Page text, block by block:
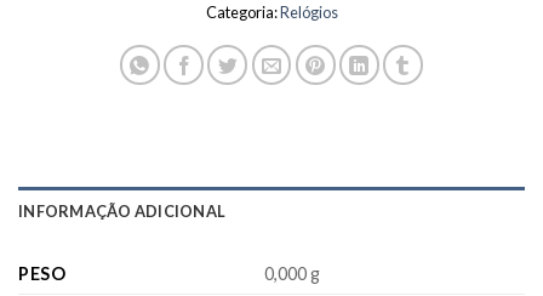
Categoria:Relógios
INFORMAÇÃO ADICIONAL
PESO 0,000 g